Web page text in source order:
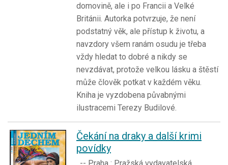
domovině, ale i po Francii a Velké
Británii. Autorka potvrzuje, že není
podstatný věk, ale přístup k životu, a
navzdory všem ranám osudu je třeba
vždy hledat to dobré a nikdy se
nevzdávat, protože velkou lásku a štěstí
může člověk potkat v každém věku.
Kniha je vyzdobena půvabnými
ilustracemi Terezy Budilové.
Čekání na draky a další krimi
povídky